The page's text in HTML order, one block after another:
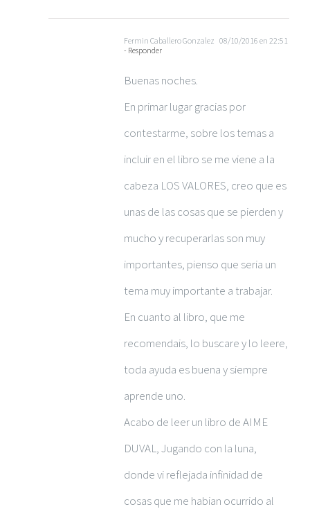
Fermin Caballero Gonzalez 08/10/2016 en 22:51
- Responder
Buenas noches.
En primar lugar gracias por
contestarme, sobre los temas a
incluir en el libro se me viene a la
cabeza LOS VALORES, creo que es
unas de las cosas que se pierden y
mucho y recuperarlas son muy
importantes, pienso que seria un
tema muy importante a trabajar.
En cuanto al libro, que me
recomendais, lo buscare y lo leere,
toda ayuda es buena y siempre
aprende uno.
Acabo de leer un libro de AIME
DUVAL, Jugando con la luna,
donde vi reflejada infinidad de
cosas que me habian ocurrido al